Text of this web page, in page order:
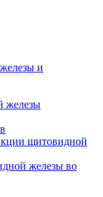
и
железы
щитовидной
железы во